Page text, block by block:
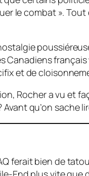
le combat ».
Canadiens
et de
Rocher a vu et
qu’on sache
ferait bien de